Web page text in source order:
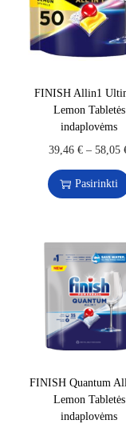
FINISH Allin1
Lemon Tabletės
indaplovėms
39,46€ –58,05
Pasirinkti
FINISH Quantum
Lemon Tabletės
indaplovėms